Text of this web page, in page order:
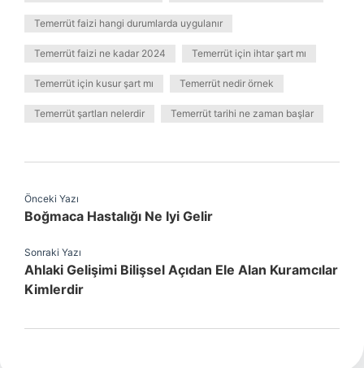
Temerrüt faizi hangi durumlarda uygulanır
Temerrüt faizi ne kadar 2024 Temerrüt için ihtar şart mı
Temerrüt için kusur şart mı Temerrüt nedir örnek
Temerrüt şartları nelerdir Temerrüt tarihi ne zaman başlar
Önceki Yazı
Boğmaca Hastalığı Ne Iyi Gelir
Sonraki Yazı
Ahlaki Gelişimi Bilişsel Açıdan Ele Alan Kuramcılar
Kimlerdir